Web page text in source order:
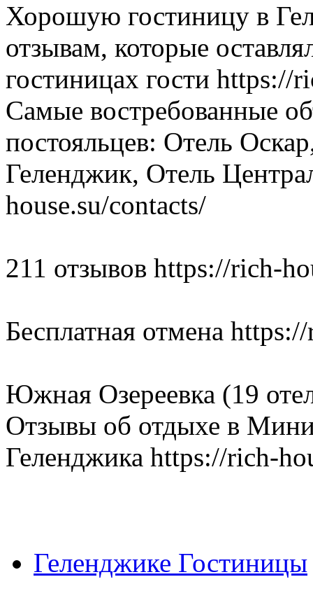
Хорошую гостиницу в
отзывам, которые
гостиницах гости https://
Самые востребованные
постояльцев: Отель
Геленджик, Отель
house.su/contacts/
211 отзывов https://rich-
Бесплатная отмена
Южная Озереевка (19
Отзывы об отдыхе в
Геленджика https://rich-
Геленджике Гостиницы